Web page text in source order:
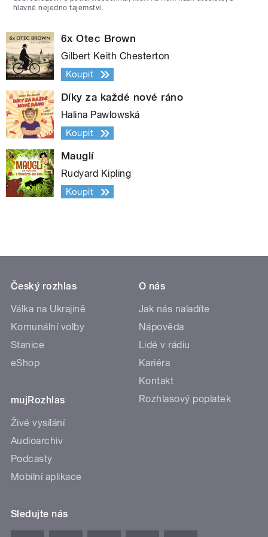
hlavně nejedno tajemství.
6x Otec Brown
Gilbert Keith Chesterton
Koupit
Díky za každé nové ráno
Halina Pawlowská
Koupit
Mauglí
Rudyard Kipling
Koupit
Český rozhlas
Válka na Ukrajině
Komunální volby
Stanice
eShop
mujRozhlas
Živé vysílání
Audioarchiv
Podcasty
Mobilní aplikace
O nás
Jak nás naladíte
Nápověda
Lidé v rádiu
Kariéra
Kontakt
Rozhlasový poplatek
Sledujte nás